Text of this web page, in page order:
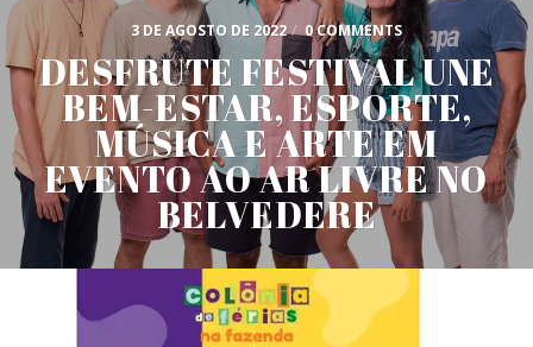
3 DE AGOSTO DE 2022 / 0 COMMENTS
DESFRUTE FESTIVAL UNE
BEM-ESTAR, ESPORTE,
MÚSICA E ARTE EM
EVENTO AO AR LIVRE NO
BELVEDERE